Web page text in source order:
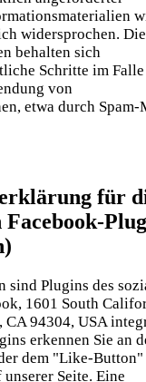
widersprochen. Die
behalten sich
Schritte im
von
etwa durch Spam-
für
sind Plugins des
1601 South
CA 94304, USA
erkennen Sie an
dem "Like-Button"
Seite. Eine